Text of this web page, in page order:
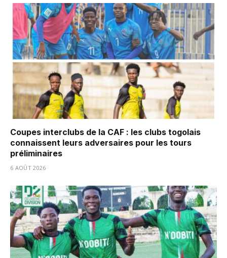
Coupes interclubs de la CAF : les clubs togolais
connaissent leurs adversaires pour les tours
préliminaires
6 AOÛT 2026